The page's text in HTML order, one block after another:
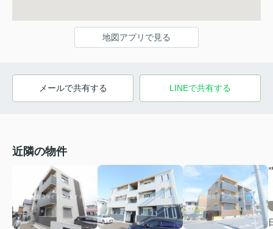
地図アプリで見る
メールで共有する LINEで共有する
近隣の物件